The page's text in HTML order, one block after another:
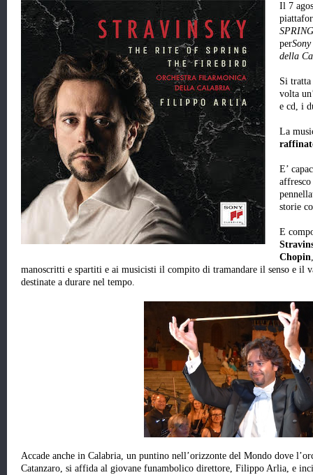
Il 7
per
della
Si
volta
e cd, i
La
E’
storie
E
Chopin
manoscritti e spartiti e ai musicisti il compito di tramandare il senso e il
destinate a durare nel tempo.
Accade anche in Calabria, un puntino nell’orizzonte del Mondo dove
Catanzaro, si affida al giovane funambolico direttore, Filippo Arlia, e